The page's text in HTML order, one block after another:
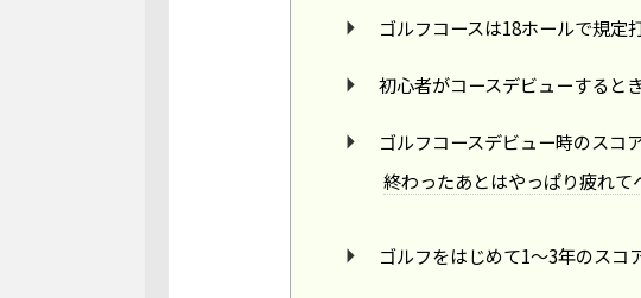
ゴルフコースは18ホールで規定
初心者がコースデビューすると
ゴルフコースデビュー時のスコ
終わったあとはやっぱり疲れて
ゴルフをはじめて1〜3年のスコ